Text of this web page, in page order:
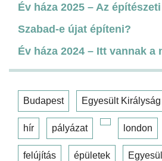
Év háza 2025 – Az
Szabad-e újat építeni?
Év háza 2024 – Itt vannak a
Budapest Egyesült Királyság
hír pályázat london
felújítás épületek